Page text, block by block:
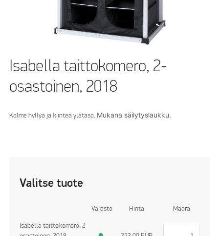
Isabella taittokomero, 2-
osastoinen, 2018
Kolme hyllyä ja kiinteä ylätaso. Mukana säilytyslaukku.
Valitse tuote
Varasto Hinta Määrä
Isabella taittokomero, 2-